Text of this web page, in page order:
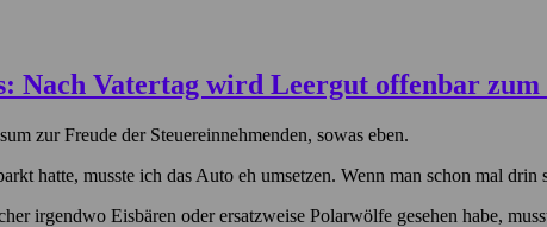
zur Freude der Steuereinnehmenden, sowas eben.
hatte, musste ich das Auto eh umsetzen. Wenn man schon mal
irgendwo Eisbären oder ersatzweise Polarwölfe gesehen habe,